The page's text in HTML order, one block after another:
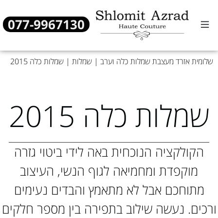
077-9967130
שלומית אזרד מעצבת שמלות כלה וערב | שמלות | שמלות כלה 2015
שמלות כלה 2015
הקולקציה הנוכחית באה לידי ביטוי גזרה
מוקפדת ומחמיאה לגוף הנשי, העיצוב
מתוחכם אבל לא מתאמץ והבדים נעימים
ורכים. נעשה שילוב בתפירה בין מספר חלקים